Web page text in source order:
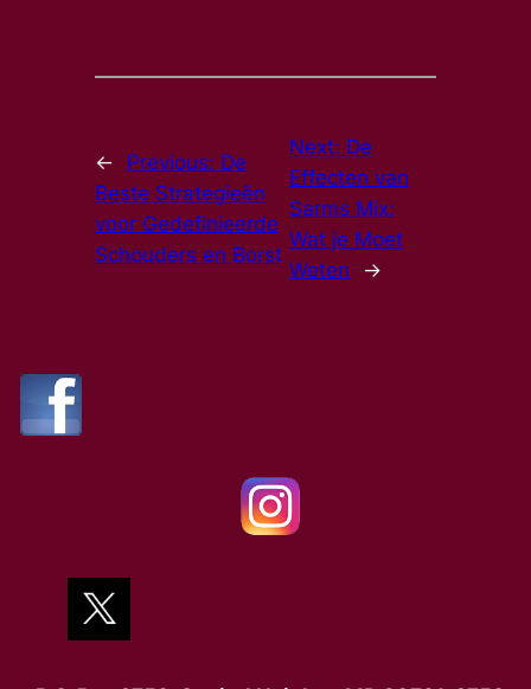
← Previous: De
Beste Strategieën
voor Gedefinieerde
Schouders en Borst
Next: De
Effecten van
Sarms Mix:
Wat je Moet
Weten
→